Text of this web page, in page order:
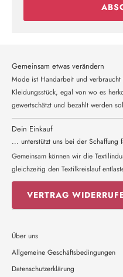
Gemeinsam etwas verändern
Mode ist Handarbeit und
Kleidungsstück, egal von wo es
gewertschätzt und bezahlt werden
Dein Einkauf
... unterstützt uns bei der Schaffung
Gemeinsam können wir die
gleichzeitig den Textilkreislauf
VERTRAG
Über uns
Allgemeine Geschäftsbedingungen
Datenschutzerklärung